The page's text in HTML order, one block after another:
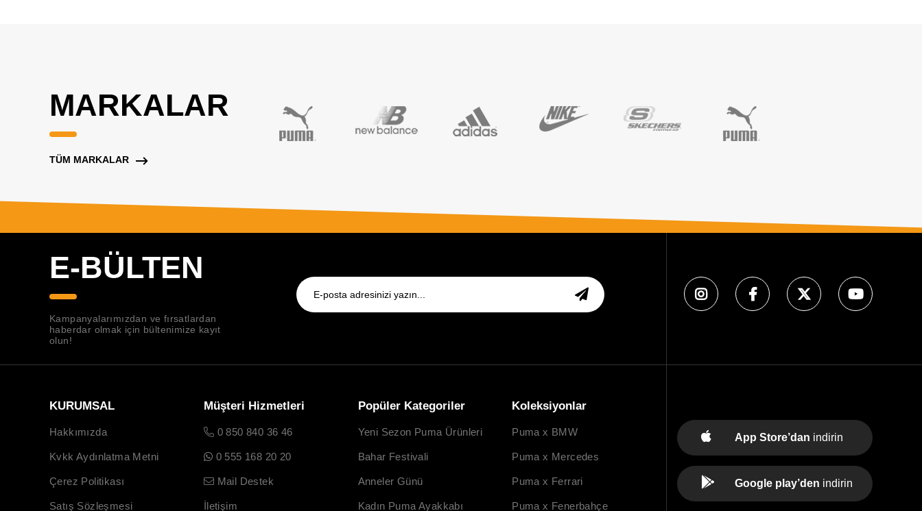
MARKALAR
TÜM MARKALAR
E-BÜLTEN
Kampanyalarımızdan ve fırsatlardan
haberdar olmak için bültenimize kayıt
olun!
KURUMSAL
Hakkımızda
Kvkk Aydınlatma Metni
Çerez Politikası
Satış Sözleşmesi
Müşteri Hizmetleri
0 850 840 36 46
0 555 168 20 20
Mail Destek
İletişim
Popüler Kategoriler
Yeni Sezon Puma Ürünleri
Bahar Festivali
Anneler Günü
Kadın Puma Ayakkabı
Koleksiyonlar
Puma x BMW
Puma x Mercedes
Puma x Ferrari
Puma x Fenerbahçe
App Store’dan indirin
Google play’den indirin